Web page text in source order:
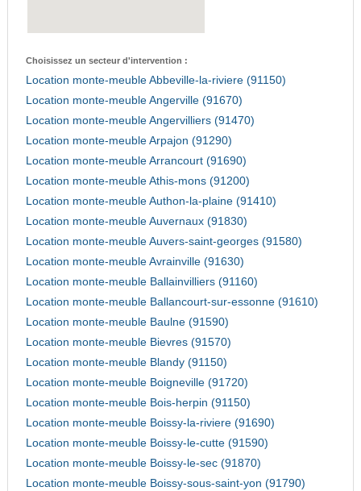
Choisissez un secteur d'intervention :
Location monte-meuble Abbeville-la-riviere (91150)
Location monte-meuble Angerville (91670)
Location monte-meuble Angervilliers (91470)
Location monte-meuble Arpajon (91290)
Location monte-meuble Arrancourt (91690)
Location monte-meuble Athis-mons (91200)
Location monte-meuble Authon-la-plaine (91410)
Location monte-meuble Auvernaux (91830)
Location monte-meuble Auvers-saint-georges (91580)
Location monte-meuble Avrainville (91630)
Location monte-meuble Ballainvilliers (91160)
Location monte-meuble Ballancourt-sur-essonne (91610)
Location monte-meuble Baulne (91590)
Location monte-meuble Bievres (91570)
Location monte-meuble Blandy (91150)
Location monte-meuble Boigneville (91720)
Location monte-meuble Bois-herpin (91150)
Location monte-meuble Boissy-la-riviere (91690)
Location monte-meuble Boissy-le-cutte (91590)
Location monte-meuble Boissy-le-sec (91870)
Location monte-meuble Boissy-sous-saint-yon (91790)